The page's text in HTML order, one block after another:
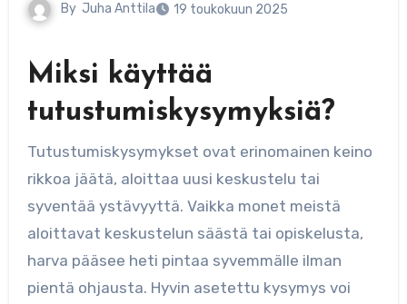
By Juha Anttila 19 toukokuun 2025
Miksi käyttää
tutustumiskysymyksiä?
Tutustumiskysymykset ovat erinomainen keino
rikkoa jäätä, aloittaa uusi keskustelu tai
syventää ystävyyttä. Vaikka monet meistä
aloittavat keskustelun säästä tai opiskelusta,
harva pääsee heti pintaa syvemmälle ilman
pientä ohjausta. Hyvin asetettu kysymys voi